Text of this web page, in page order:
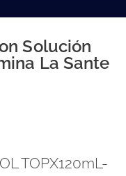
Solución
La Sante
TOPX120mL-